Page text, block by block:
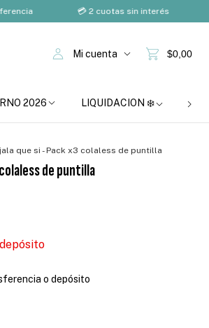
💳 2 cuotas sin interés
Mi cuenta $0,00
2026 LIQUIDACION ❄️
que si - Pack x3 colaless de puntilla
de puntilla
o depósito